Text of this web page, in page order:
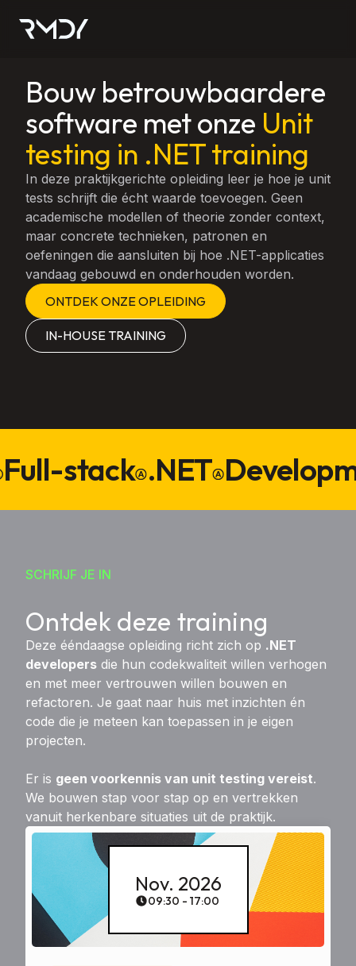
Bouw betrouwbaardere
software met onze Unit
testing in .NET training
In deze praktijkgerichte opleiding leer je hoe je unit
tests schrijft die écht waarde toevoegen. Geen
academische modellen of theorie zonder context,
maar concrete technieken, patronen en
oefeningen die aansluiten bij hoe .NET-applicaties
vandaag gebouwd en onderhouden worden.
ONTDEK ONZE OPLEIDING
IN-HOUSE TRAINING
Full-stack .NET
SCHRIJF JE IN
Ontdek deze training
Deze ééndaagse opleiding richt zich op .NET
developers die hun codekwaliteit willen verhogen
en met meer vertrouwen willen bouwen en
refactoren. Je gaat naar huis met inzichten én
code die je meteen kan toepassen in je eigen
projecten.
Er is geen voorkennis van unit testing vereist.
We bouwen stap voor stap op en vertrekken
vanuit herkenbare situaties uit de praktijk.
Nov. 2026
09:30 - 17:00